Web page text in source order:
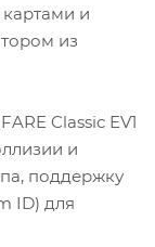
и
из
Classic EV1
и
поддержку
ID) для